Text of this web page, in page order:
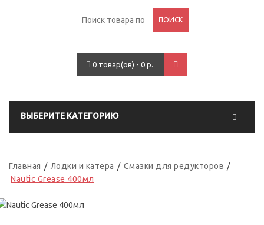
ПОИСК
0 товар(ов) - 0 р.
ВЫБЕРИТЕ КАТЕГОРИЮ
Главная Лодки и катера
Смазки для редукторов
Nautic Grease 400мл